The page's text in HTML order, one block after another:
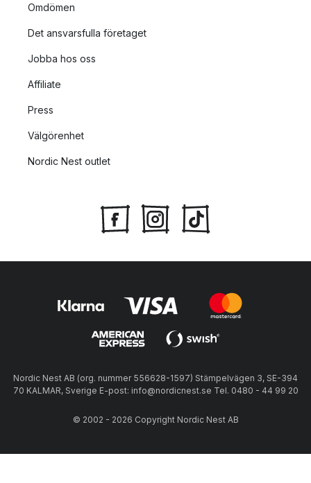
Omdömen
Det ansvarsfulla företaget
Jobba hos oss
Affiliate
Press
Välgörenhet
Nordic Nest outlet
Nordic Nest AB (org. nummer 556628-1597) Stämpelvägen 3, SE-394
70 KALMAR, Sverige E-post: info@nordicnest.se Tel. 0480 - 44 99 20
© 2002 - 2026 Copyright Nordic Nest AB